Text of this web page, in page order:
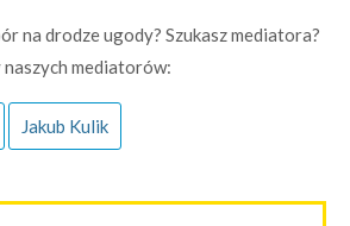
na drodze ugody? Szukasz mediatora?
mediatorów:
Jakub Kulik